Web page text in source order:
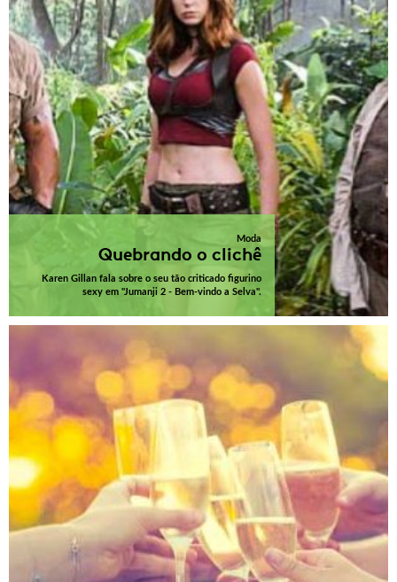
Moda
Quebrando o clichê
Karen Gillan fala sobre o seu tão criticado figurino
sexy em "Jumanji 2 - Bem-vindo a Selva".